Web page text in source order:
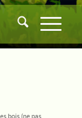
bois (ne pas